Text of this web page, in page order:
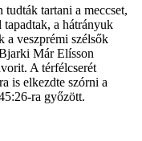
tartani a meccset,
a hátrányuk
a veszprémi szélsők
Már Elísson
A térfélcserét
is elkezdte szórni a
ra győzött.